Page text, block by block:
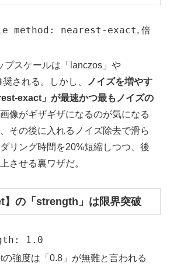
method: nearest-exact,倍
プスケールは「lanczos」や
奨される。しかし、
ノイズを増やす
exact」が最速かつ最もノイズの
像がギザギザになるのが気になる
その後に入れるノイズ除去で滑ら
リング時間を20%短縮しつつ、後
させる裏ワザだ。
の「strength」は限界突破
1.0
の強度は「0.8」が無難と言われる